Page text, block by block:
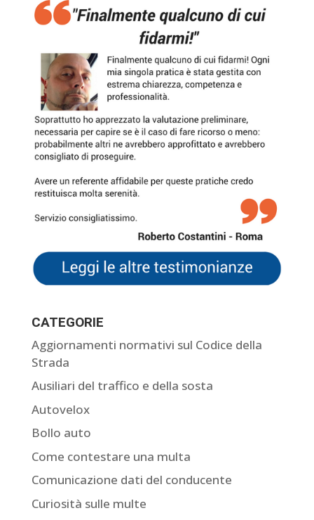
CATEGORIE
Aggiornamenti normativi sul Codice della
Strada
Ausiliari del traffico e della sosta
Autovelox
Bollo auto
Come contestare una multa
Comunicazione dati del conducente
Curiosità sulle multe